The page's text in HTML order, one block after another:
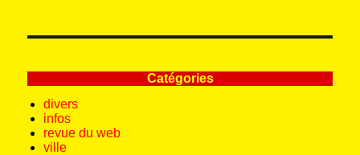
Catégories
divers
infos
revue du web
ville